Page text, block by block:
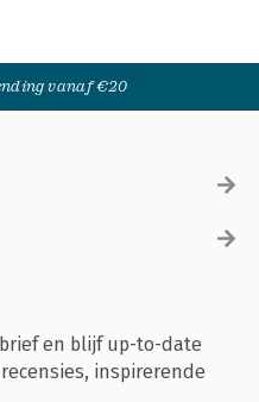
vanaf €20
en blijf up-to-date
inspirerende